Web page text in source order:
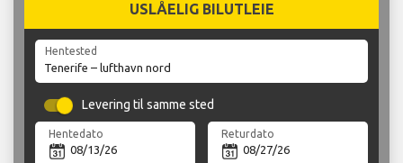
USLÅELIG BILUTLEIE
Hentested
Levering til samme sted
Hentedato Returdato